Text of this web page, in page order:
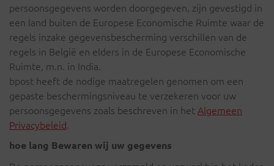
persoonsgegevens worden doorgegeven, zijn gevestigd in
een land buiten de Europese Economische Ruimte waar de
regels inzake gegevensbescherming verschillen van de
regels in België en elders in de Europese Economische
Ruimte, m.n. in India.
bpost heeft de nodige maatregelen genomen om een
gepaste beschermingsniveau te verzekeren voor uw
persoonsgegevens zoals beschreven in het Algemeen
Privacybeleid.
hoe lang Bewaren wij uw gegevens